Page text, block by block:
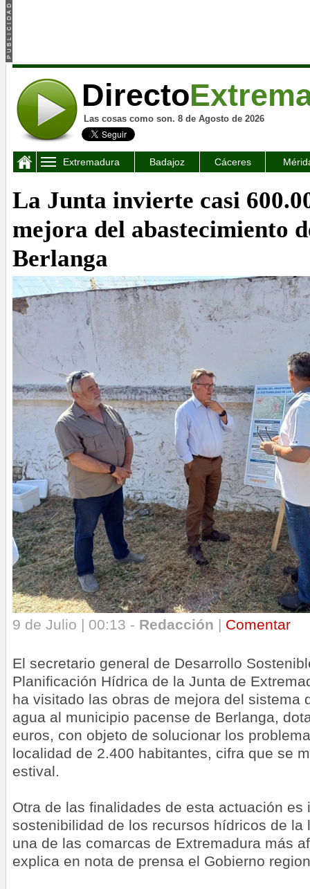
Directo
Las cosas como son. 8 de Agosto de 2026
Extremadura Badajoz Cáceres
La Junta invierte casi
mejora del abastecimiento
Berlanga
9 de Julio | 00:13 - Redacción | Comentar
El secretario general de Desarrollo
Planificación Hídrica de la Junta de
ha visitado las obras de mejora del sistema
agua al municipio pacense de Berlanga,
euros, con objeto de solucionar los
localidad de 2.400 habitantes, cifra que se
estival.
Otra de las finalidades de esta actuación es
sostenibilidad de los recursos hídricos de la
una de las comarcas de Extremadura más
explica en nota de prensa el Gobierno